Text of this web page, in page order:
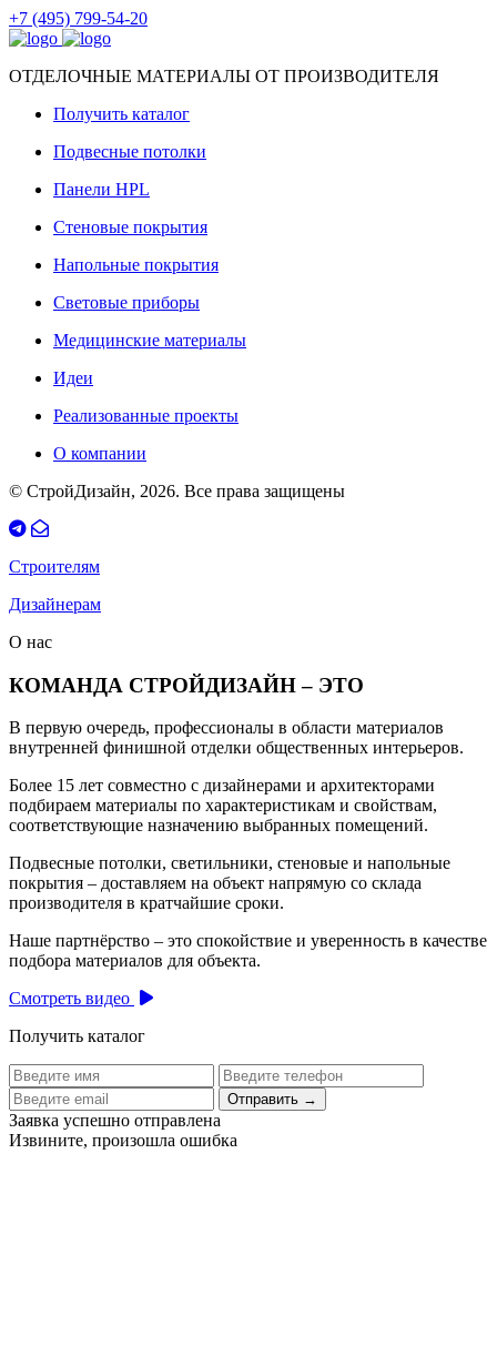
+7 (495) 799-54-20
ОТДЕЛОЧНЫЕ МАТЕРИАЛЫ ОТ ПРОИЗВОДИТЕЛЯ
Получить каталог
Подвесные потолки
Панели HPL
Стеновые покрытия
Напольные покрытия
Световые приборы
Медицинские материалы
Идеи
Реализованные проекты
О компании
© СтройДизайн, 2026. Все права защищены
Строителям
Дизайнерам
О нас
КОМАНДА СТРОЙДИЗАЙН – ЭТО
В первую очередь, профессионалы в области материалов
внутренней финишной отделки общественных интерьеров.
Более 15 лет совместно с дизайнерами и архитекторами
подбираем материалы по характеристикам и свойствам,
соответствующие назначению выбранных помещений.
Подвесные потолки, светильники, стеновые и напольные
покрытия – доставляем на объект напрямую со склада
производителя в кратчайшие сроки.
Наше партнёрство – это спокойствие и уверенность в качестве
подбора материалов для объекта.
Смотреть видео
Получить каталог
Отправить →
Заявка успешно отправлена
Извините, произошла ошибка